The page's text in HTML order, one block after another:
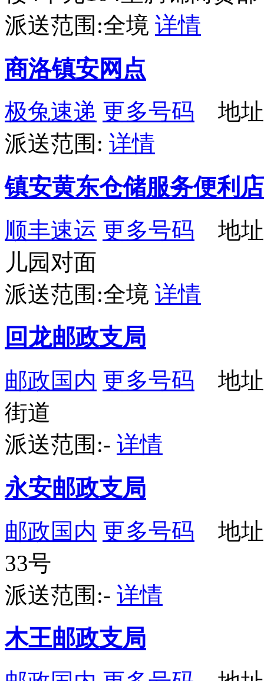
派送范围:全境 详情
商洛镇安网点
极兔速递 更多号码 地址
派送范围: 详情
镇安黄东仓储服务便利店
顺丰速运 更多号码 地址
儿园对面
派送范围:全境 详情
回龙邮政支局
邮政国内 更多号码 地址
街道
派送范围:- 详情
永安邮政支局
邮政国内 更多号码 地址
33号
派送范围:- 详情
木王邮政支局